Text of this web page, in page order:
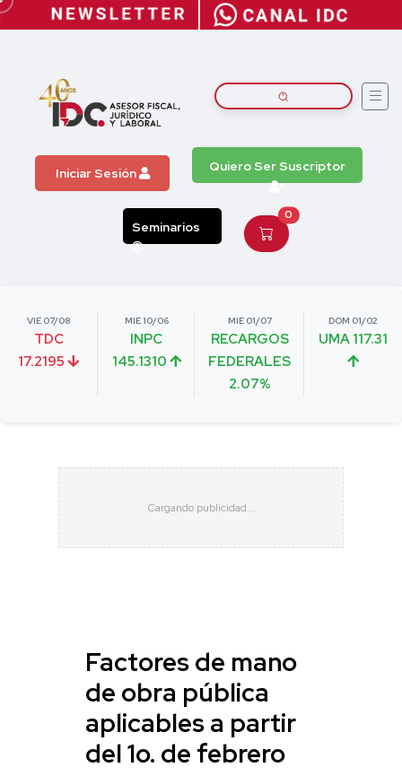
Iniciar Sesión Quiero Ser Suscriptor
Seminarios
0
VIE 07/08
TDC
17.2195
MIE 10/06
INPC
145.1310
MIE 01/07
RECARGOS
FEDERALES
2.07%
DOM 01/02
UMA 117.31
Factores de mano
de obra pública
aplicables a partir
del 1o. de febrero